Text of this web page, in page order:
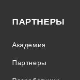
ПАРТНЕРЫ
Академия
Партнеры